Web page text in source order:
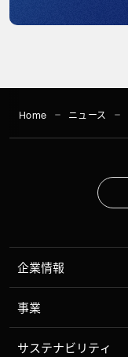
Home ニュース
企業情報
事業
サステナビリティ